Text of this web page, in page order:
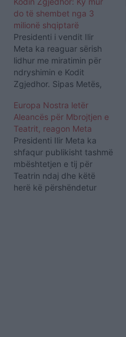
do të shembet nga 3
milionë shqiptarë
Presidenti i vendit Ilir
Meta ka reaguar sërish
lidhur me miratimin për
ndryshimin e Kodit
Zgjedhor. Sipas Metës,
në lartësinë që e kërkon
detyra, dhe në 25 Prill do
ndëshkojë me votë këtë
qeverisje. "Ky mur do
shembet nga tre milion
shqiptarë në 25 Prill,…
Europa Nostra letër
Aleancës për Mbrojtjen e
Teatrit, reagon Meta
Presidenti Ilir Meta ka
shfaqur publikisht tashmë
mbështetjen e tij për
Teatrin ndaj dhe këtë
herë kë përshëndetur